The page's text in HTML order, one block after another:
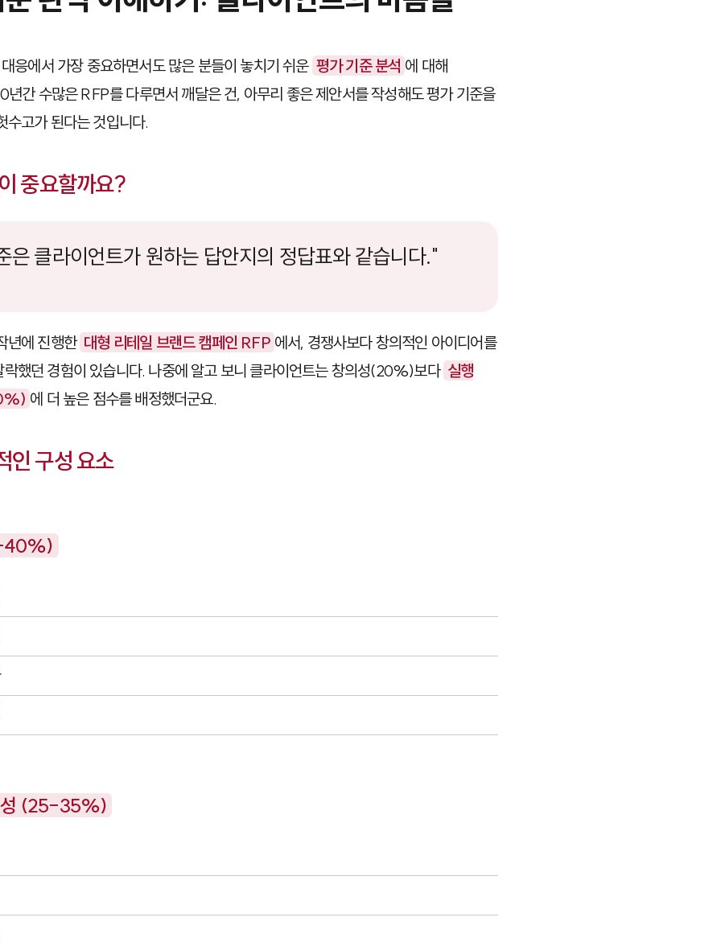
응에서 가장 중요하면서도 많은 분들이 놓치기 쉬운 평가 기준 분석 에 대해
년간 수많은 RFP를 다루면서 깨달은 건, 아무리 좋은 제안서를 작성해도 평가 기준을
수고가 된다는 것입니다.
중요할까요?
은 클라이언트가 원하는 답안지의 정답표와 같습니다."
년에 진행한 대형 리테일 브랜드 캠페인 RFP 에서, 경쟁사보다 창의적인 아이디어를
했던 경험이 있습니다. 나중에 알고 보니 클라이언트는 창의성(20%)보다 실행
에 더 높은 점수를 배정했더군요.
인 구성 요소
40%)
성 (25-35%)